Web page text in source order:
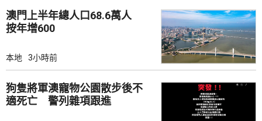
澳門上半年總人口68.6萬人
按年增600
本地 3小時前
狗隻將軍澳寵物公園散步後不
適死亡 警列雜項跟進